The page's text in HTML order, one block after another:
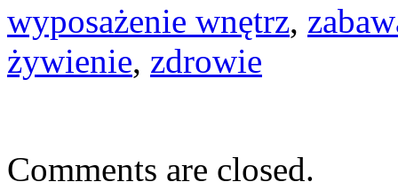
wyposażenie wnętrz,
żywienie, zdrowie
Comments are closed.